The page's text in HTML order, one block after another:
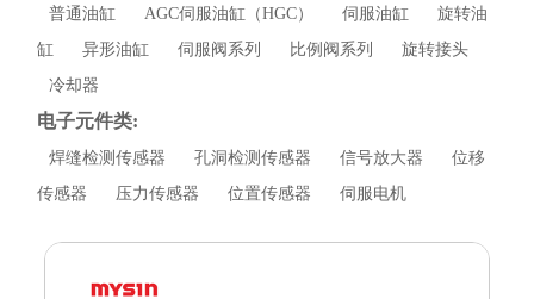
普通油缸 AGC伺服油缸（HGC） 伺服油缸
旋转油
缸
异形油缸 伺服阀系列 比例阀系列
旋转接头
冷却器
电子元件类:
焊缝检测传感器 孔洞检测传感器 信号放大器
位移
传感器
压力传感器 位置传感器 伺服电机